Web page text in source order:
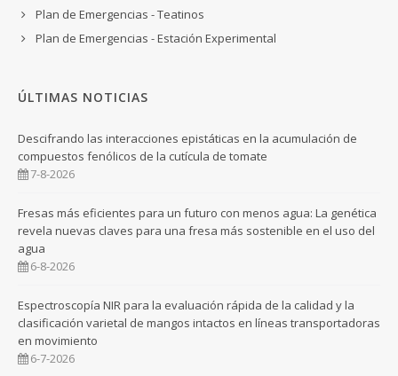
Plan de Emergencias - Teatinos
Plan de Emergencias - Estación Experimental
ÚLTIMAS NOTICIAS
Descifrando las interacciones epistáticas en la acumulación de
compuestos fenólicos de la cutícula de tomate
7-8-2026
Fresas más eficientes para un futuro con menos agua: La genética
revela nuevas claves para una fresa más sostenible en el uso del
agua
6-8-2026
Espectroscopía NIR para la evaluación rápida de la calidad y la
clasificación varietal de mangos intactos en líneas transportadoras
en movimiento
6-7-2026